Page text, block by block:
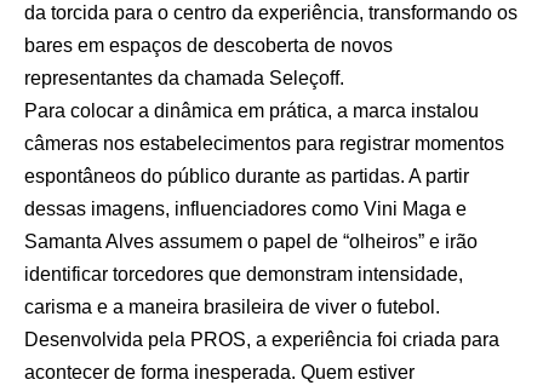
da torcida para o centro da experiência, transformando os
bares em espaços de descoberta de novos
representantes da chamada Seleçoff.
Para colocar a dinâmica em prática, a marca instalou
câmeras nos estabelecimentos para registrar momentos
espontâneos do público durante as partidas. A partir
dessas imagens, influenciadores como Vini Maga e
Samanta Alves assumem o papel de “olheiros” e irão
identificar torcedores que demonstram intensidade,
carisma e a maneira brasileira de viver o futebol.
Desenvolvida pela PROS, a experiência foi criada para
acontecer de forma inesperada. Quem estiver